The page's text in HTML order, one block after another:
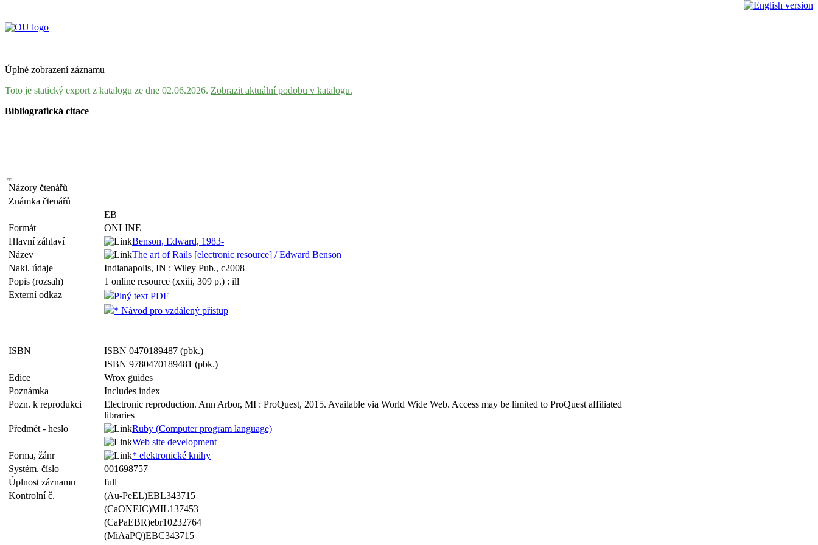
Úplné zobrazení záznamu
Toto je statický export z katalogu ze dne 02.06.2026. Zobrazit aktuální podobu v katalogu.
Bibliografická citace
Názory čtenářů
Známka čtenářů
EB
Formát
ONLINE
Hlavní záhlaví
Benson, Edward, 1983-
Název
The art of Rails [electronic resource] / Edward Benson
Nakl. údaje
Indianapolis, IN : Wiley Pub., c2008
Popis (rozsah)
1 online resource (xxiii, 309 p.) : ill
Externí odkaz
Plný text PDF
* Návod pro vzdálený přístup
ISBN
ISBN 0470189487 (pbk.)
ISBN 9780470189481 (pbk.)
Edice
Wrox guides
Poznámka
Includes index
Pozn. k reprodukci
Electronic reproduction. Ann Arbor, MI : ProQuest, 2015. Available via World Wide Web. Access may be limited to ProQuest affiliated
libraries
Předmět - heslo
Ruby (Computer program language)
Web site development
Forma, žánr
* elektronické knihy
Systém. číslo
001698757
Úplnost záznamu
full
Kontrolní č.
(Au-PeEL)EBL343715
(CaONFJC)MIL137453
(CaPaEBR)ebr10232764
(MiAaPQ)EBC343715